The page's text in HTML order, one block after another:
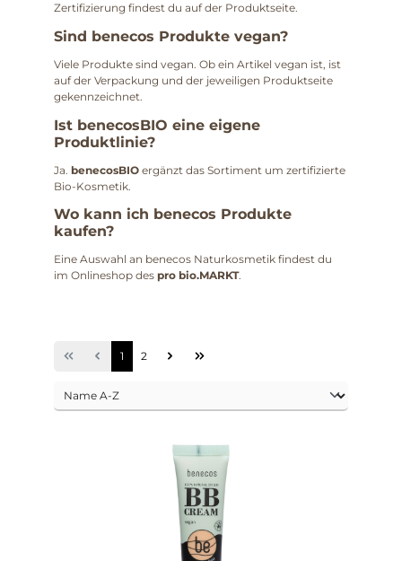
Zertifizierung findest du auf der Produktseite.
Sind benecos Produkte vegan?
Viele Produkte sind vegan. Ob ein Artikel vegan ist, ist
auf der Verpackung und der jeweiligen Produktseite
gekennzeichnet.
Ist benecosBIO eine eigene
Produktlinie?
Ja. benecosBIO ergänzt das Sortiment um zertifizierte
Bio-Kosmetik.
Wo kann ich benecos Produkte
kaufen?
Eine Auswahl an benecos Naturkosmetik findest du
im Onlineshop des pro bio.MARKT.
1 2